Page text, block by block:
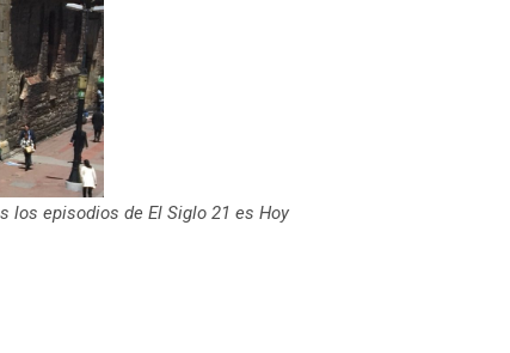
los episodios de El Siglo 21 es Hoy